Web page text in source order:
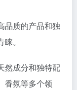
品质的产品和独
。
然成分和独特配
香氛等多个领